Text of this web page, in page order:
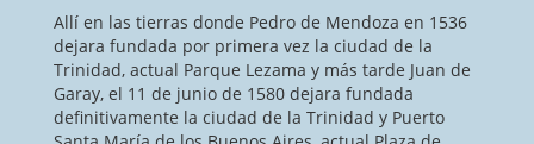
Allí en las tierras donde Pedro de Mendoza en 1536
dejara fundada por primera vez la ciudad de la
Trinidad, actual Parque Lezama y más tarde Juan de
Garay, el 11 de junio de 1580 dejara fundada
definitivamente la ciudad de la Trinidad y Puerto